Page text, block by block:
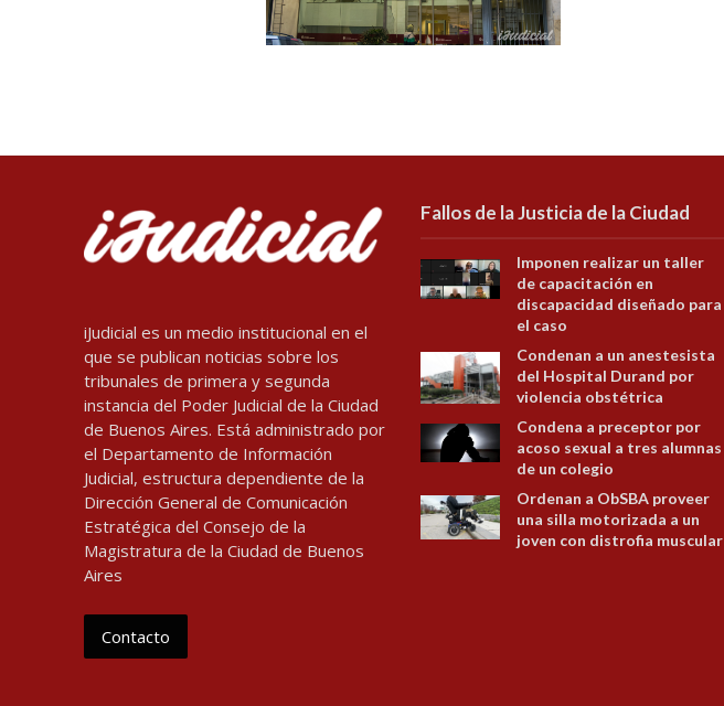
iJudicial es un medio institucional en el
que se publican noticias sobre los
tribunales de primera y segunda
instancia del Poder Judicial de la Ciudad
de Buenos Aires. Está administrado por
el Departamento de Información
Judicial, estructura dependiente de la
Dirección General de Comunicación
Estratégica del Consejo de la
Magistratura de la Ciudad de Buenos
Aires
Contacto
Fallos de la Justicia de la Ciudad
Imponen realizar un taller
de capacitación en
discapacidad diseñado para
el caso
Condenan a un anestesista
del Hospital Durand por
violencia obstétrica
Condena a preceptor por
acoso sexual a tres alumnas
de un colegio
Ordenan a ObSBA proveer
una silla motorizada a un
joven con distrofia muscular